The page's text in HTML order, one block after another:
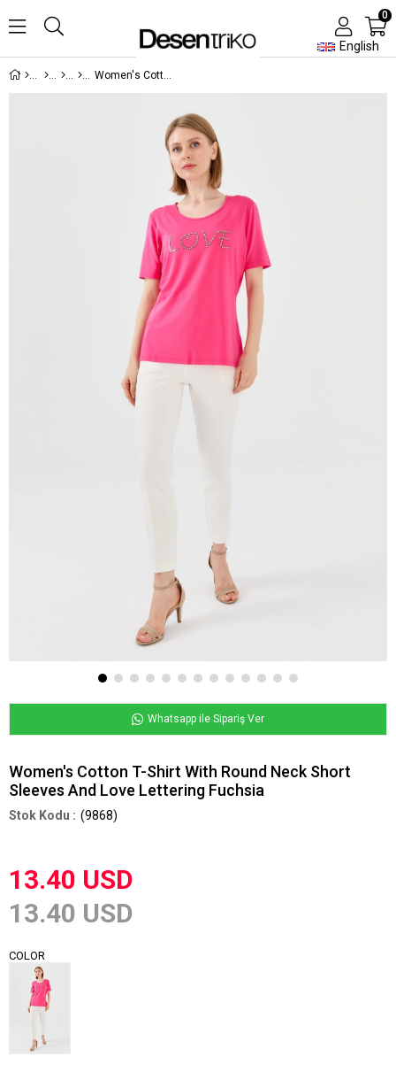
English
0
Women's Cotton T-Shirt With Round Neck Short Sleeves And Love Lettering Fuchsia
Whatsapp ile Sipariş Ver
Women's Cotton T-Shirt With Round Neck Short
Sleeves And Love Lettering Fuchsia
(9868)
13.40 USD
13.40 USD
COLOR